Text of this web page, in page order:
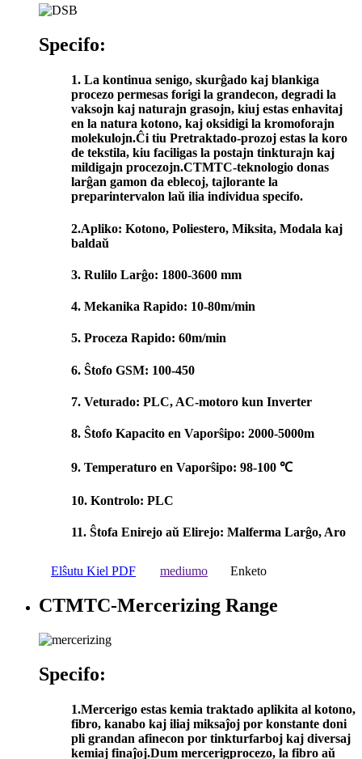
Specifo:
1. La kontinua senigo, skurĝado kaj blankiga
procezo permesas forigi la grandecon, degradi la
vaksojn kaj naturajn grasojn, kiuj estas enhavitaj
en la natura kotono, kaj oksidigi la kromoforajn
molekulojn.Ĉi tiu Pretraktado-prozoj estas la koro
de tekstila, kiu faciligas la postajn tinkturajn kaj
mildigajn procezojn.CTMTC-teknologio donas
larĝan gamon da eblecoj, tajlorante la
preparintervalon laŭ ilia individua specifo.
2.Apliko: Kotono, Poliestero, Miksita, Modala kaj
baldaŭ
3. Rulilo Larĝo: 1800-3600 mm
4. Mekanika Rapido: 10-80m/min
5. Proceza Rapido: 60m/min
6. Ŝtofo GSM: 100-450
7. Veturado: PLC, AC-motoro kun Inverter
8. Ŝtofo Kapacito en Vaporŝipo: 2000-5000m
9. Temperaturo en Vaporŝipo: 98-100 ℃
10. Kontrolo: PLC
11. Ŝtofa Enirejo aŭ Elirejo: Malferma Larĝo, Aro
Elŝutu Kiel PDF mediumo Enketo
CTMTC-Mercerizing Range
Specifo:
1.Mercerigo estas kemia traktado aplikita al kotono,
fibro, kanabo kaj iliaj miksaĵoj por konstante doni
pli grandan afinecon por tinkturfarboj kaj diversaj
kemiaj finaĵoj.Dum mercerigprocezo, la fibro aŭ